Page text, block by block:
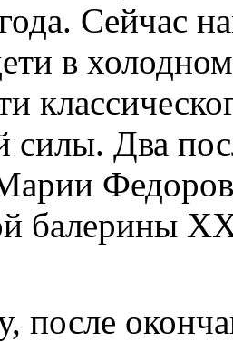
Сейчас
в
силы. Два
балерины
после